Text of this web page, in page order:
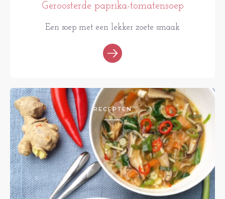
Geroosterde paprika-tomatensoep
Een soep met een lekker zoete smaak
RECEPTEN